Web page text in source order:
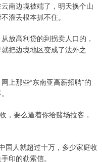
南边境被端了，明天换个山
溜丢根本抓不住。
放高利贷的到拐卖人口的，
把边境地区变成了法外之
上那些“东南亚高薪招聘”的
，要么逼着你给赌场拉客，
国人就超过十万，多少家庭收
印的勒索信。